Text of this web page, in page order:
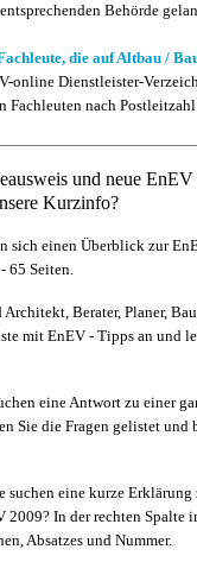
Behörde
die auf Altbau /
online Dienstleister-
Fachleuten nach
und neue EnEV
Kurzinfo?
sich einen Überblick zur
65 Seiten.
Architekt, Berater, Planer,
mit EnEV - Tipps an und
eine Antwort zu einer
Sie die Fragen gelistet und
suchen eine kurze
2009? In der rechten Spalte
Absatzes und Nummer.